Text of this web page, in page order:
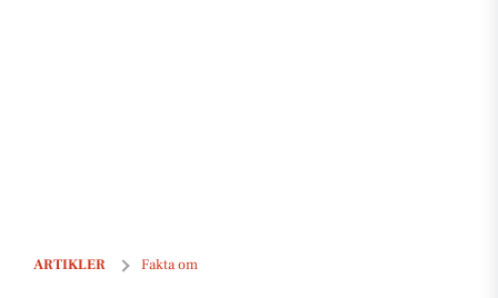
ARTIKLER Fakta om
Færre indbyggere i Thisted Kommune oplever indbrud